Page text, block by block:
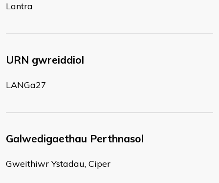
Lantra
URN gwreiddiol
LANGa27
Galwedigaethau Perthnasol
Gweithiwr Ystadau, Ciper